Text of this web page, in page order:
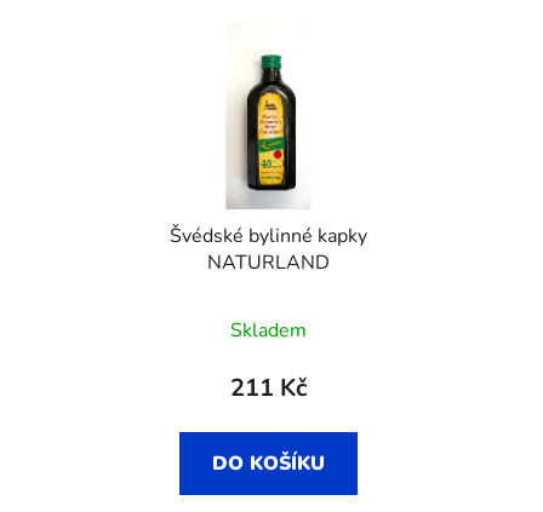
Švédské bylinné kapky
NATURLAND
Skladem
211 Kč
DO KOŠÍKU